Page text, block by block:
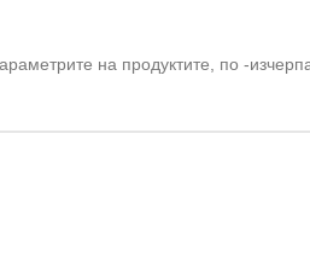
на продуктите, по -